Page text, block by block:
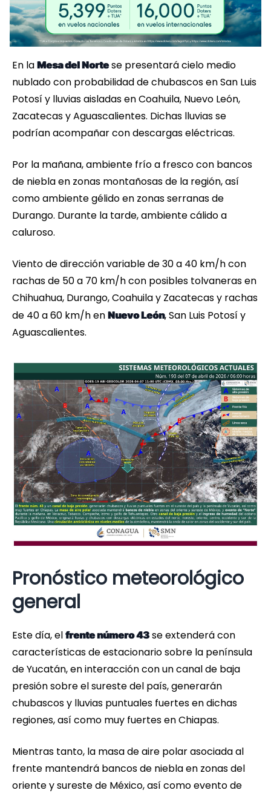
En la Mesa del Nortese presentará cielo medio
nublado con probabilidad de chubascos en San Luis
Potosí y lluvias aisladas en Coahuila, Nuevo León,
Zacatecas y Aguascalientes. Dichas lluvias se
podrían acompañar con descargas eléctricas.
Por la mañana, ambiente frío a fresco con bancos
de niebla en zonas montañosas de la región, así
como ambiente gélido en zonas serranas de
Durango. Durante la tarde, ambiente cálido a
caluroso.
Viento de dirección variable de 30 a 40 km/h con
rachas de 50 a 70 km/h con posibles tolvaneras en
Chihuahua, Durango, Coahuila y Zacatecas y rachas
de 40 a 60 km/h en Nuevo León, San Luis Potosí y
Aguascalientes.
Pronóstico meteorológico
general
Este día, el frente número 43 se extenderá con
características de estacionario sobre la península
de Yucatán, en interacción con un canal de baja
presión sobre el sureste del país, generarán
chubascos y lluvias puntuales fuertes en dichas
regiones, así como muy fuertes en Chiapas.
Mientras tanto, la masa de aire polar asociada al
frente mantendrá bancos de niebla en zonas del
oriente y sureste de México, así como evento de